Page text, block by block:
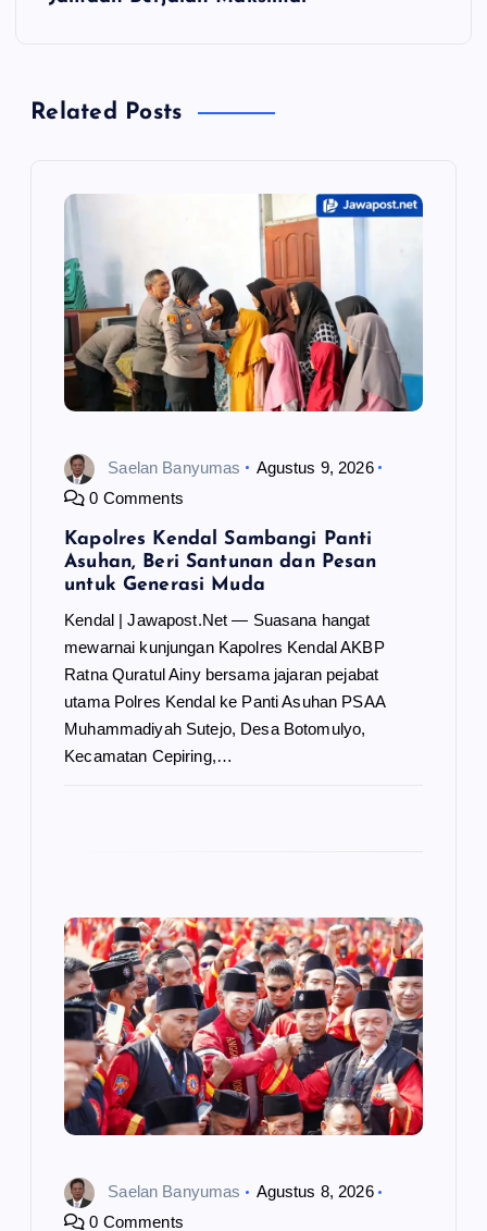
sRelated Posts
Saelan Banyumas
Agustus 9, 2026
0 Comments
Kapolres Kendal Sambangi Panti
Asuhan, Beri Santunan dan Pesan
untuk Generasi Muda
Kendal | Jawapost.Net — Suasana hangat
mewarnai kunjungan Kapolres Kendal AKBP
Ratna Quratul Ainy bersama jajaran pejabat
utama Polres Kendal ke Panti Asuhan PSAA
Muhammadiyah Sutejo, Desa Botomulyo,
Kecamatan Cepiring,…
Saelan Banyumas
Agustus 8, 2026
0 Comments